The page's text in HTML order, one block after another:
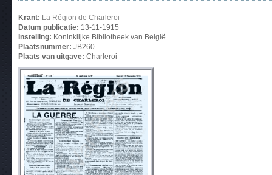
Krant: La Région de Charleroi
Datum publicatie: 13-11-1915
Instelling: Koninklijke Bibliotheek van België
Plaatsnummer: JB260
Plaats van uitgave: Charleroi